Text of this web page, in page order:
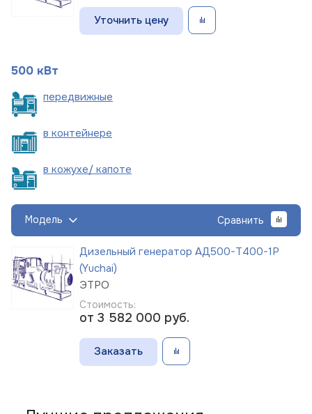
Уточнить цену
500 кВт
передвижные
в контейнере
в кожухе/ капоте
Модель Сравнить
Дизельный генератор АД500-Т400-1Р
(Yuchai)
ЭТРО
Стоимость:
от 3 582 000 руб.
Заказать